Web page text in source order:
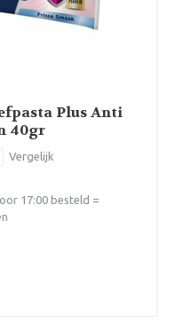
Plus Anti
40gr
Vergelijk
17:00 besteld =